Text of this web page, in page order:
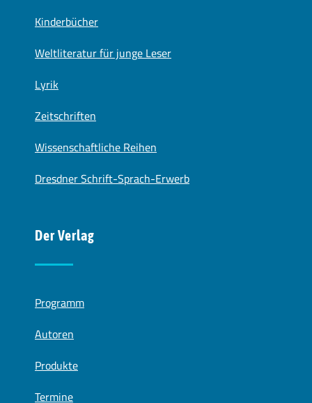
Kinderbücher
Weltliteratur für junge Leser
Lyrik
Zeitschriften
Wissenschaftliche Reihen
Dresdner Schrift-Sprach-Erwerb
Der Verlag
Programm
Autoren
Produkte
Termine